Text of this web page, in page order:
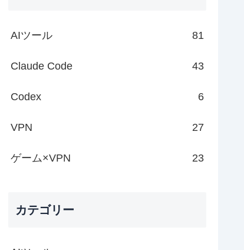
AIツール 81
Claude Code 43
Codex 6
VPN 27
ゲーム×VPN 23
カテゴリー